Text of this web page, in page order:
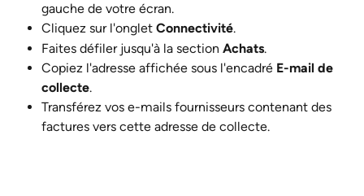
gauche de votre écran.
Cliquez sur l'onglet Connectivité.
Faites défiler jusqu'à la section Achats.
Copiez l'adresse affichée sous l'encadré E-mail de
collecte.
Transférez vos e-mails fournisseurs contenant des
factures vers cette adresse de collecte.